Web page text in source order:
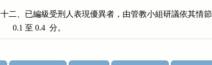
十二、已編級受刑人表現優異者，由管教小組研議依其情
      0.1 至 0.4  分。